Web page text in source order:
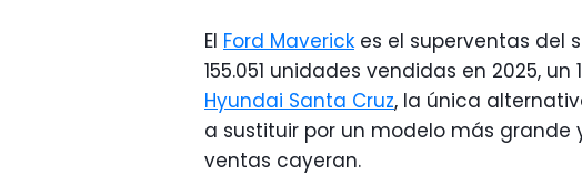
El Ford Maverick es el superventas del
155.051 unidades vendidas en 2025, un
Hyundai Santa Cruz, la única
a sustituir por un modelo más grande
ventas cayeran.